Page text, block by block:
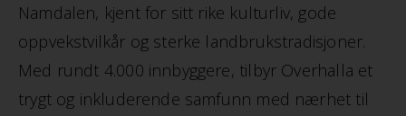
Namdalen, kjent for sitt rike kulturliv, gode
oppvekstvilkår og sterke landbrukstradisjoner.
Med rundt 4.000 innbyggere, tilbyr Overhalla et
trygt og inkluderende samfunn med nærhet til